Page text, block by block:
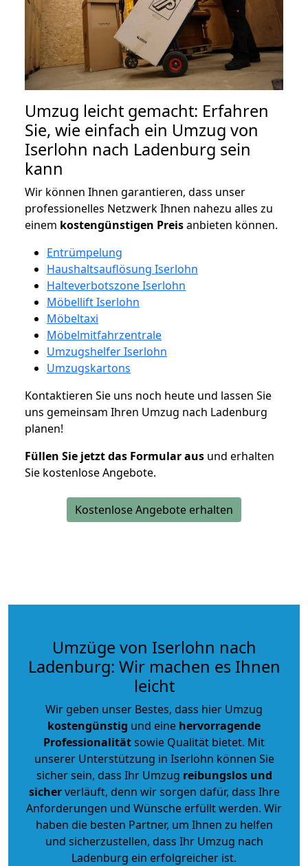
Umzug leicht gemacht: Erfahren
Sie, wie einfach ein Umzug von
Iserlohn nach Ladenburg sein
kann
Wir können Ihnen garantieren, dass unser
professionelles Netzwerk Ihnen nahezu alles zu
einem kostengünstigen Preisanbieten können.
Entrümpelung
Haushaltsauflösung Iserlohn
Halteverbotszone Iserlohn
Möbellift Iserlohn
Möbeltaxi
Möbelmitfahrzentrale
Umzugshelfer Iserlohn
Umzugskartons
Kontaktieren Sie uns noch heute und lassen Sie
uns gemeinsam Ihren Umzug nach Ladenburg
planen!
Füllen Sie jetzt das Formular aus und erhalten
Sie kostenlose Angebote.
Kostenlose Angebote erhalten
Umzüge von Iserlohn nach
Ladenburg: Wir machen es Ihnen
leicht
Wir geben unser Bestes, dass hier Umzug
kostengünstig und eine hervorragende
Professionalitätsowie Qualität bietet. Mit
unserer Unterstützung in Iserlohn können Sie
sicher sein, dass Ihr Umzug reibungslos und
sicherverläuft, denn wir sorgen dafür, dass Ihre
Anforderungen und Wünsche erfüllt werden. Wir
haben die besten Partner, um Ihnen zu helfen
und sicherzustellen, dass Ihr Umzug nach
Ladenburg ein erfolgreicher ist.